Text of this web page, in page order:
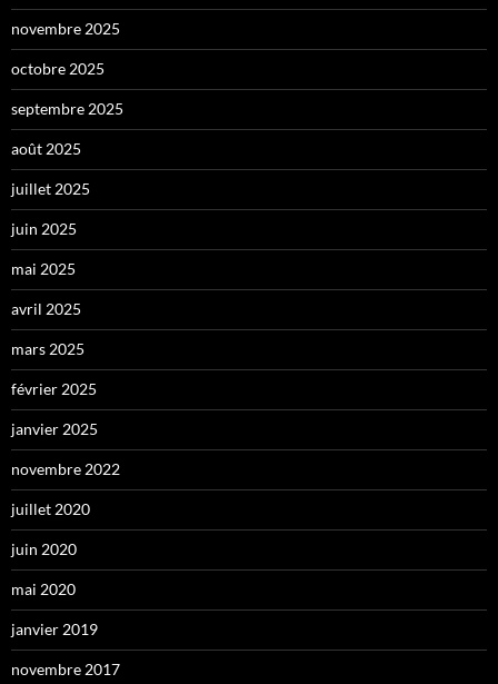
novembre 2025
octobre 2025
septembre 2025
août 2025
juillet 2025
juin 2025
mai 2025
avril 2025
mars 2025
février 2025
janvier 2025
novembre 2022
juillet 2020
juin 2020
mai 2020
janvier 2019
novembre 2017